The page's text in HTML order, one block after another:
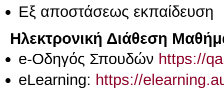
Eξ απoστάσεως εκπαίδευση
Ηλεκτρονική Διάθεση
e-Οδηγός Σπουδών https://
eLearning: https://